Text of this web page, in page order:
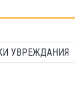
УВРЕЖДАНИЯ